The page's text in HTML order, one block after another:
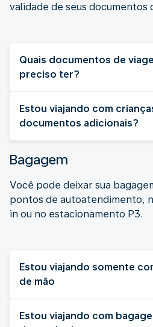
validade de seus documentos
Quais documentos de
preciso ter?
Estou viajando com
documentos adicionais?
Bagagem
Você pode deixar sua
pontos de autoatendimento,
in ou no estacionamento P3.
Estou viajando somente
de mão
Estou viajando com